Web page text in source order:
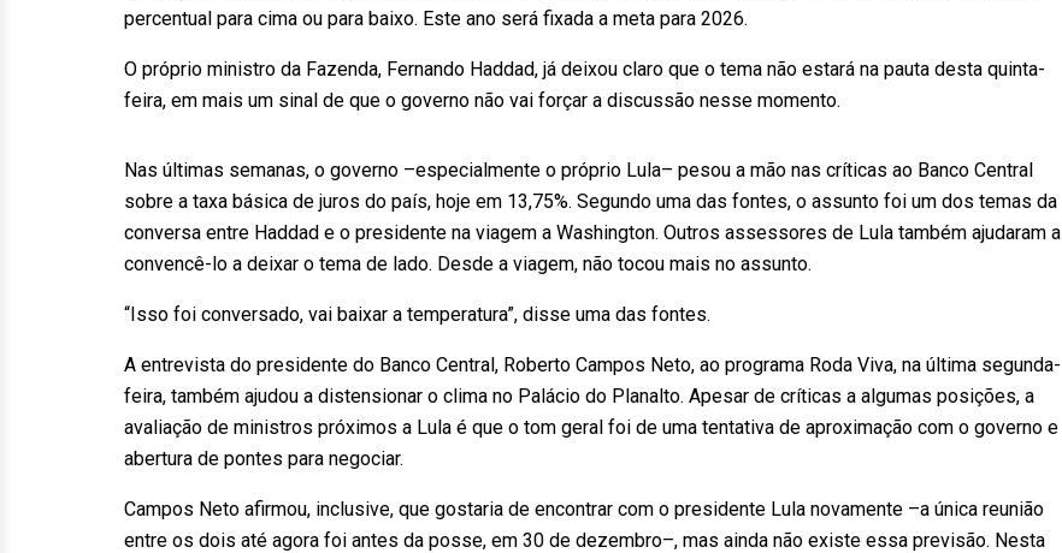
percentual para cima ou para baixo. Este ano será fixada a meta para 2026.
O próprio ministro da Fazenda, Fernando Haddad, já deixou claro que o tema não estará na pauta desta quinta-
feira, em mais um sinal de que o governo não vai forçar a discussão nesse momento.
Nas últimas semanas, o governo –especialmente o próprio Lula– pesou a mão nas críticas ao Banco Central
sobre a taxa básica de juros do país, hoje em 13,75%. Segundo uma das fontes, o assunto foi um dos temas da
conversa entre Haddad e o presidente na viagem a Washington. Outros assessores de Lula também ajudaram a
convencê-lo a deixar o tema de lado. Desde a viagem, não tocou mais no assunto.
“Isso foi conversado, vai baixar a temperatura”, disse uma das fontes.
A entrevista do presidente do Banco Central, Roberto Campos Neto, ao programa Roda Viva, na última segunda-
feira, também ajudou a distensionar o clima no Palácio do Planalto. Apesar de críticas a algumas posições, a
avaliação de ministros próximos a Lula é que o tom geral foi de uma tentativa de aproximação com o governo e
abertura de pontes para negociar.
Campos Neto afirmou, inclusive, que gostaria de encontrar com o presidente Lula novamente –a única reunião
entre os dois até agora foi antes da posse, em 30 de dezembro–, mas ainda não existe essa previsão. Nesta